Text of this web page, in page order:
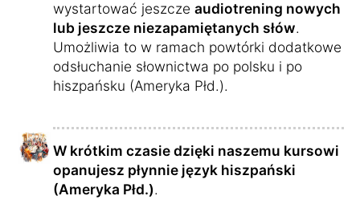
wystartować jeszcze audiotrening nowych
lub jeszcze niezapamiętanych słów.
Umożliwia to w ramach powtórki dodatkowe
odsłuchanie słownictwa po polsku i po
hiszpańsku (Ameryka Płd.).
W krótkim czasie dzięki naszemu kursowi
opanujesz płynnie język hiszpański
(Ameryka Płd.).